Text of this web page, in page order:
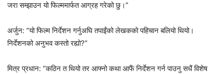
जरा सम्झाउन यो फिल्ममार्फत आग्रह गरेको छु।”
अर्जुन: “यो फिल्म निर्देशन गर्नुअघि तपाईंको लेखकको पहिचान बलियो थियो।
निर्देशनको अनुभव कस्तो रह्यो?”
मित्र प्रधान: “कठिन त थियो तर आफ्नो कथा आफैं निर्देशन गर्न पाउनु सधैं विशेष